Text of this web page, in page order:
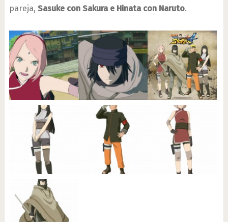
pareja, Sasuke con Sakura e Hinata con Naruto.